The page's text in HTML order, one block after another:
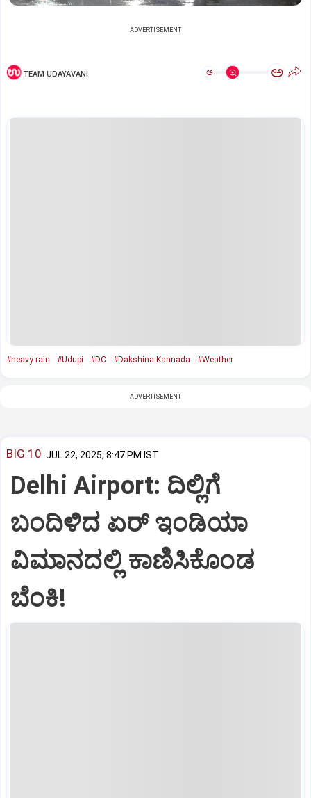
ADVERTISEMENT
TEAM UDAYAVANI ಅ ಅ
#heavy rain #Udupi #DC #Dakshina Kannada #Weather
ADVERTISEMENT
BIG 10 JUL 22, 2025, 8:47 PM IST
Delhi Airport: ದಿಲ್ಲಿಗೆ
ಬಂದಿಳಿದ ಏರ್‌ ಇಂಡಿಯಾ
ವಿಮಾನದಲ್ಲಿ ಕಾಣಿಸಿಕೊಂಡ
ಬೆಂಕಿ!